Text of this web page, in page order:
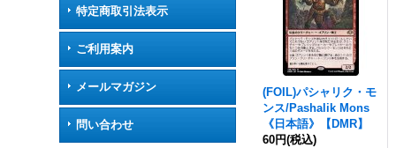
特定商取引法表示
ご利用案内
メールマガジン
問い合わせ
(FOIL)パシャリク・モ
ンス/Pashalik Mons
《日本語》【DMR】
60円(税込)